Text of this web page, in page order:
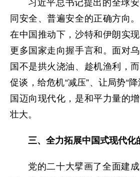
习近平总书记提出的全球
同安全、普遍安全的正确方向
在中国推动下，沙特和伊朗实
更多国家走向握手言和。面对
国不是拱火浇油、趁机渔利，
促谈，给危机“减压”、让局势“
国迈向现代化，是和平力量的
壮大。
三、全力拓展中国式现代化
党的二十大擘画了全面建